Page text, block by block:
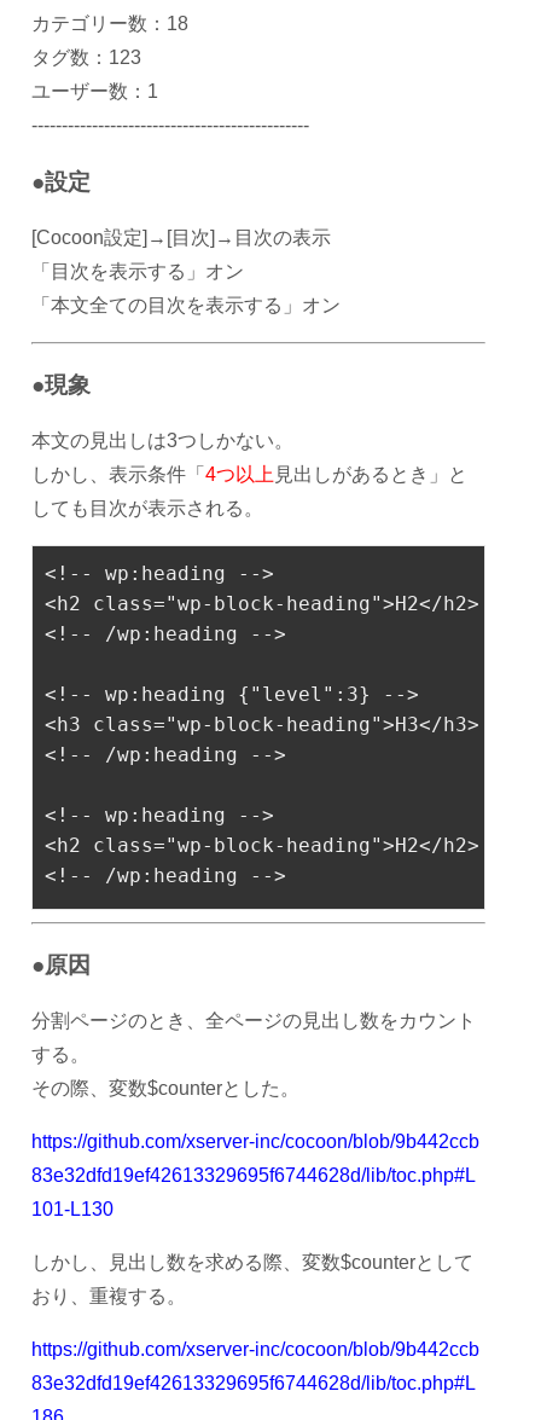
カテゴリー数：18
タグ数：123
ユーザー数：1
----------------------------------------------
●設定
[Cocoon設定]→[目次]→目次の表示
「目次を表示する」オン
「本文全ての目次を表示する」オン
●現象
本文の見出しは3つしかない。
しかし、表示条件「 4つ以上 見出しがあるとき」と
しても目次が表示される。
<!-- wp:heading -->
<h2 class="wp-block-heading">H2</h2>
<!-- /wp:heading -->
<!-- wp:heading {"level":3}
-->
<h3 class="wp-block-heading">H3</h3>
<!-- /wp:heading -->
<!-- wp:heading -->
<h2 class="wp-block-heading">H2</h2>
<!-- /wp:heading -->
●原因
分割ページのとき、全ページの見出し数をカウント
する。
その際、変数$counterとした。
https://github.com/xserver-inc/cocoon/blob/9b442ccb
83e32dfd19ef42613329695f6744628d/lib/toc.php#L
101-L130
しかし、見出し数を求める際、変数$counterとして
おり、重複する。
https://github.com/xserver-inc/cocoon/blob/9b442ccb
83e32dfd19ef42613329695f6744628d/lib/toc.php#L